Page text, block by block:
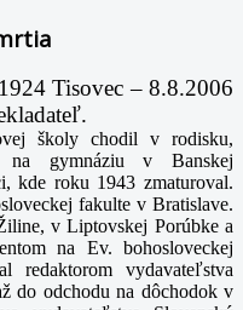
Tisovec – 8.8.2006
školy chodil v rodisku,
na gymnáziu v Banskej
kde roku 1943 zmaturoval.
fakulte v Bratislave.
v Liptovskej Porúbke a
na Ev. bohosloveckej
redaktorom vydavateľstva
do odchodu na dôchodok v